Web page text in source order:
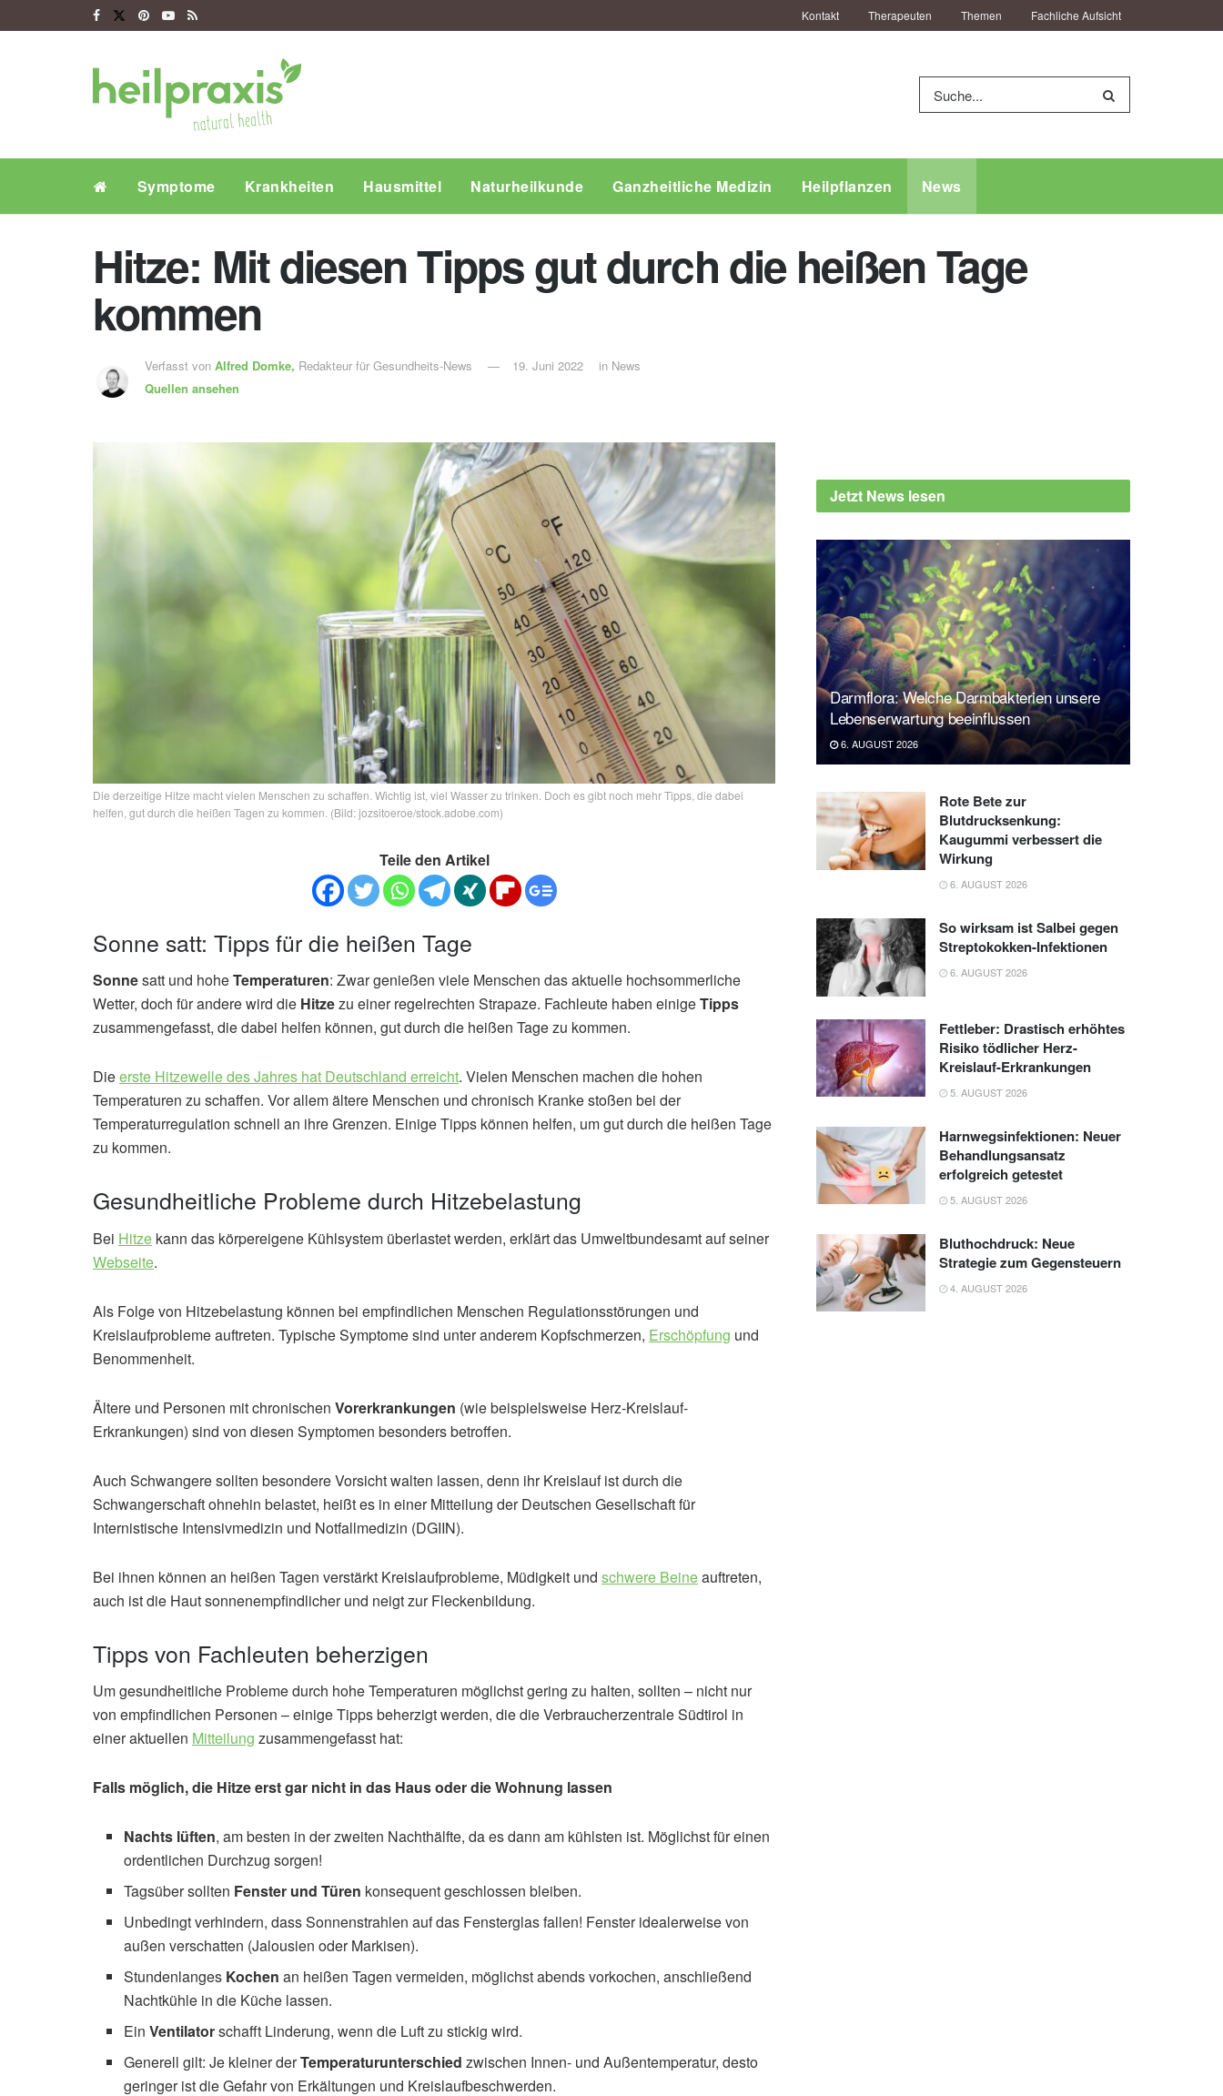
Kontakt Therapeuten Themen Fachliche Aufsicht
Symptome Krankheiten Hausmittel Naturheilkunde Ganzheitliche Medizin Heilpflanzen News
Hitze: Mit diesen Tipps gut durch die heißen Tage
kommen
Verfasst von Alfred Domke, Redakteur für Gesundheits-News
Quellen ansehen
19. Juni 2022 in News
Die derzeitige Hitze macht vielen Menschen zu schaffen. Wichtig ist, viel Wasser zu trinken. Doch es gibt noch mehr Tipps, die dabei
helfen, gut durch die heißen Tagen zu kommen. (Bild: jozsitoeroe/stock.adobe.com)
Teile den Artikel
Sonne satt: Tipps für die heißen Tage
Sonnesatt und hoheTemperaturen: Zwar genießen viele Menschen das aktuelle hochsommerliche
Wetter, doch für andere wird die Hitzezu einer regelrechten Strapaze. Fachleute haben einigeTipps
zusammengefasst, die dabei helfen können, gut durch die heißen Tage zu kommen.
Dieerste Hitzewelle des Jahres hat Deutschland erreicht. Vielen Menschen machen die hohen
Temperaturen zu schaffen. Vor allem ältere Menschen und chronisch Kranke stoßen bei der
Temperaturregulation schnell an ihre Grenzen. Einige Tipps können helfen, um gut durch die heißen Tage
zu kommen.
Gesundheitliche Probleme durch Hitzebelastung
Bei Hitze kann das körpereigene Kühlsystem überlastet werden, erklärt das Umweltbundesamt auf seiner
Webseite.
Als Folge von Hitzebelastung können bei empfindlichen Menschen Regulationsstörungen und
Kreislaufprobleme auftreten. Typische Symptome sind unter anderem Kopfschmerzen, Erschöpfung und
Benommenheit.
Ältere und Personen mit chronischen Vorerkrankungen (wie beispielsweise Herz-Kreislauf-
Erkrankungen) sind von diesen Symptomen besonders betroffen.
Auch Schwangere sollten besondere Vorsicht walten lassen, denn ihr Kreislauf ist durch die
Schwangerschaft ohnehin belastet, heißt es in einer Mitteilung der Deutschen Gesellschaft für
Internistische Intensivmedizin und Notfallmedizin (DGIIN).
Bei ihnen können an heißen Tagen verstärkt Kreislaufprobleme, Müdigkeit und schwere Beineauftreten,
auch ist die Haut sonnenempfindlicher und neigt zur Fleckenbildung.
Tipps von Fachleuten beherzigen
Um gesundheitliche Probleme durch hohe Temperaturen möglichst gering zu halten, sollten – nicht nur
von empfindlichen Personen – einige Tipps beherzigt werden, die die Verbraucherzentrale Südtirol in
einer aktuellen Mitteilung zusammengefasst hat:
Falls möglich, die Hitze erst gar nicht in das Haus oder die Wohnung lassen
Nachts lüften, am besten in der zweiten Nachthälfte, da es dann am kühlsten ist. Möglichst für einen
ordentlichen Durchzug sorgen!
Tagsüber sollten Fenster und Türen konsequent geschlossen bleiben.
Unbedingt verhindern, dass Sonnenstrahlen auf das Fensterglas fallen! Fenster idealerweise von
außen verschatten (Jalousien oder Markisen).
Stundenlanges Kochen an heißen Tagen vermeiden, möglichst abends vorkochen, anschließend
Nachtkühle in die Küche lassen.
EinVentilatorschafft Linderung, wenn die Luft zu stickig wird.
Generell gilt: Je kleiner derTemperaturunterschied zwischen Innen- und Außentemperatur, desto
geringer ist die Gefahr von Erkältungen und Kreislaufbeschwerden.
Jetzt News lesen
Darmflora: Welche Darmbakterien unsere
Lebenserwartung beeinflussen
6. AUGUST 2026
Rote Bete zur
Blutdrucksenkung:
Kaugummi verbessert die
Wirkung
6. AUGUST 2026
So wirksam ist Salbei gegen
Streptokokken-Infektionen
6. AUGUST 2026
Fettleber: Drastisch erhöhtes
Risiko tödlicher Herz-
Kreislauf-Erkrankungen
5. AUGUST 2026
Harnwegsinfektionen: Neuer
Behandlungsansatz
erfolgreich getestet
5. AUGUST 2026
Bluthochdruck: Neue
Strategie zum Gegensteuern
4. AUGUST 2026